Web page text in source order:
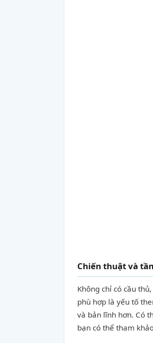
Chiến thuật và
Không chỉ có cầu
phù hợp là yếu tố
và bản lĩnh hơn. Có
bạn có thể tham